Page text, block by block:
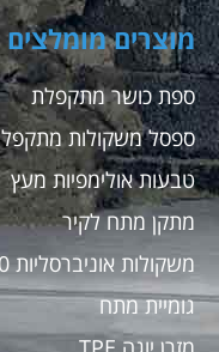
מוצרים מומלצים
ספת כושר מתקפלת
ספסל משקולות מתקפל
טבעות אולימפיות מעץ
מתקן מתח לקיר
משקולות אוניברסליות 40 ק"ג
גומיית מתח